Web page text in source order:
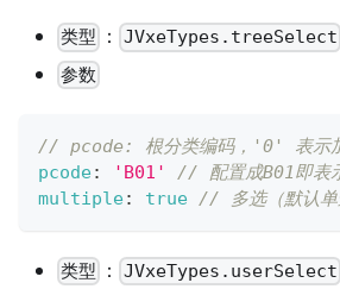
类型 ：
JVxeTypes.treeSelect
参数
// pcode: 根分类编码，'0' 表示加
pcode: 'B01'
// 配置成B01即表
multiple: true // 多选（默认单
类型 ： JVxeTypes.userSelect